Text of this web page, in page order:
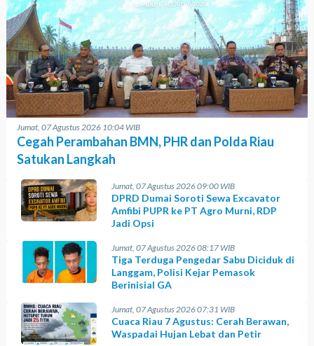
Jumat, 07 Agustus 2026 10:04 WIB
Cegah Perambahan BMN, PHR dan Polda Riau
Satukan Langkah
Jumat, 07 Agustus 2026 09:00 WIB
DPRD Dumai Soroti Sewa Excavator
Amfibi PUPR ke PT Agro Murni, RDP
Jadi Opsi
Jumat, 07 Agustus 2026 08:17 WIB
Tiga Terduga Pengedar Sabu Diciduk di
Langgam, Polisi Kejar Pemasok
Berinisial GA
Jumat, 07 Agustus 2026 07:31 WIB
Cuaca Riau 7 Agustus: Cerah Berawan,
Waspadai Hujan Lebat dan Petir